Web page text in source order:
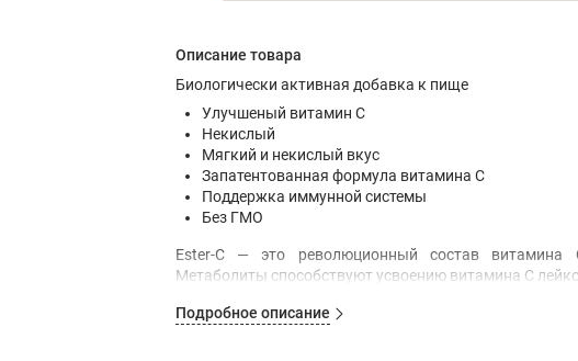
Описание товара
Биологически активная добавка к пище
Улучшеный витамин C
Некислый
Мягкий и некислый вкус
Запатентованная формула витамина С
Поддержка иммунной системы
Без ГМО
Ester-C — это революционный состав витамина
Метаболиты способствуют усвоению витамина С
благодаря чему он становится некислым и мягко
Подробное описание